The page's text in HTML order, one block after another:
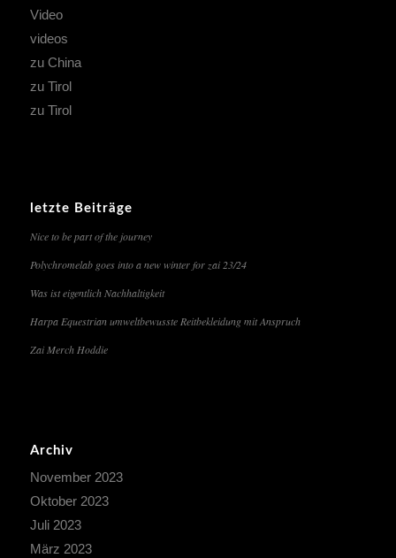
Video
videos
zu China
zu Tirol
zu Tirol
letzte Beiträge
Nice to be part of the journey
Polychromelab goes into a new winter for zai 23/24
Was ist eigentlich Nachhaltigkeit
Harpa Equestrian umweltbewusste Reitbekleidung mit Anspruch
Zai Merch Hoddie
Archiv
November 2023
Oktober 2023
Juli 2023
März 2023